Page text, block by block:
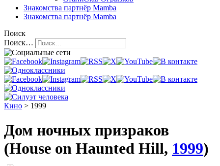
Знакомства партнёр Mamba
Знакомства партнёр Mamba
Поиск
Поиск…
Кино > 1999
Дом ночных призраков
(House on Haunted Hill, 1999)